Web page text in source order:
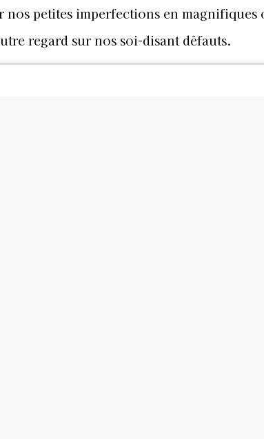
nos petites imperfections en
regard sur nos soi-disant défauts.